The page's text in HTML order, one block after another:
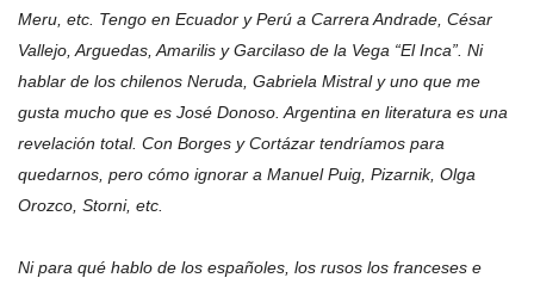
Meru, etc. Tengo en Ecuador y Perú a Carrera Andrade, César
Vallejo, Arguedas, Amarilis y Garcilaso de la Vega “El Inca”. Ni
hablar de los chilenos Neruda, Gabriela Mistral y uno que me
gusta mucho que es José Donoso. Argentina en literatura es una
revelación total. Con Borges y Cortázar tendríamos para
quedarnos, pero cómo ignorar a Manuel Puig, Pizarnik, Olga
Orozco, Storni, etc.
Ni para qué hablo de los españoles, los rusos los franceses e